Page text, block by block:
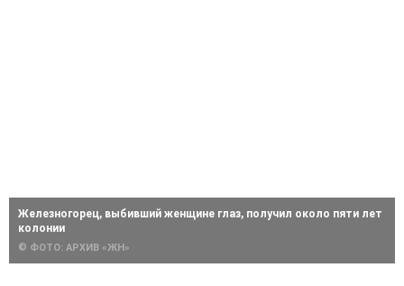
Железногорец, выбивший женщине глаз, получил около пяти лет
колонии
© ФОТО: АРХИВ «ЖН»